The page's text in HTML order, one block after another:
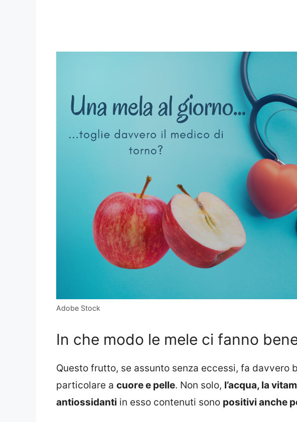
Adobe Stock
In che modo le mele ci fanno
Questo frutto, se assunto senza eccessi, fa davvero
particolare a cuore e pelle. Non solo, l’acqua, la
antiossidanti in esso contenuti sono positivi anche